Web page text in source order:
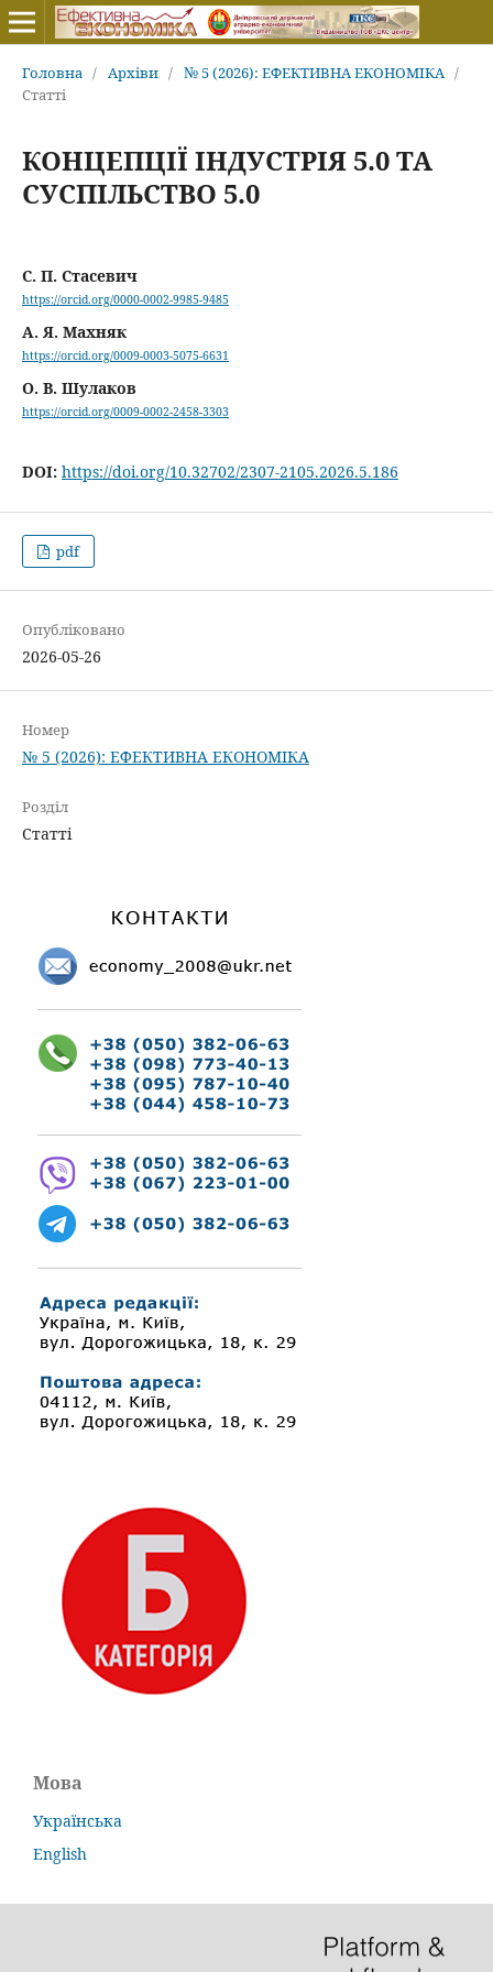
Головна / Архіви / № 5 (2026): ЕФЕКТИВНА ЕКОНОМІКА /
Статті
КОНЦЕПЦІЇ ІНДУСТРІЯ 5.0 ТА
СУСПІЛЬСТВО 5.0
С. П. Стасевич
https://orcid.org/0000-0002-9985-9485
А. Я. Махняк
https://orcid.org/0009-0003-5075-6631
О. В. Шулаков
https://orcid.org/0009-0002-2458-3303
DOI: https://doi.org/10.32702/2307-2105.2026.5.186
pdf
Опубліковано
2026-05-26
Номер
№ 5 (2026): ЕФЕКТИВНА ЕКОНОМІКА
Розділ
Статті
Мова
Українська
English